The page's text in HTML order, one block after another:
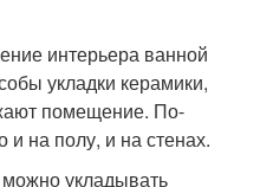
интерьера ванной
укладки керамики,
помещение. По-
и на полу, и на стенах.
укладывать